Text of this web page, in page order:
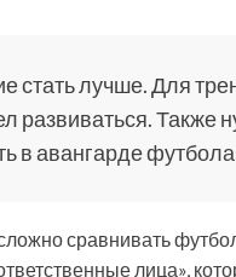
стать лучше. Для
развиваться. Также
в авангарде
сравнивать
лица»,